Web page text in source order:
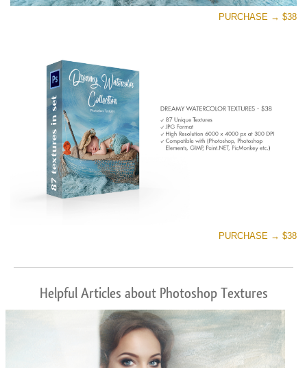
تنزيل مجاني PURCHASE → $38
PURCHASE → $38
Helpful Articles about Photoshop Textures